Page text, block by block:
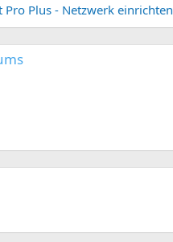
Pro Plus - Netzwerk einrichten